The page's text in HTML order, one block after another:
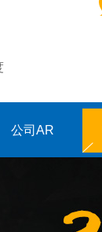
公司AR